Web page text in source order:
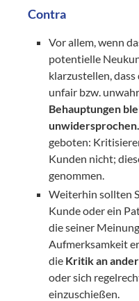
Contra
Vor allem, wenn
potentielle
klarzustellen,
unfair bzw.
Behauptungen
unwidersprochen.
geboten:
Kunden nicht;
genommen.
Weiterhin sollten
Kunde oder ein
die seiner
Aufmerksamkeit
die Kritik an
oder sich
einzuschießen.